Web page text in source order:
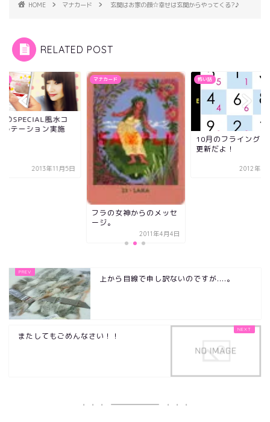
HOME マナカード 玄関はお家の顔☆幸せは玄関からやってくる?♪
RELATED POST
のSPECIAL風水コ
ルテーション実施
2013年11月5日
マナカード
フラの女神からのメッセ
ージ。
2011年4月4日
怖い話
10月のフライングス
更新だよ！
2012年10
上から目線で申し訳ないのですが....。
またしてもごめんなさい！！